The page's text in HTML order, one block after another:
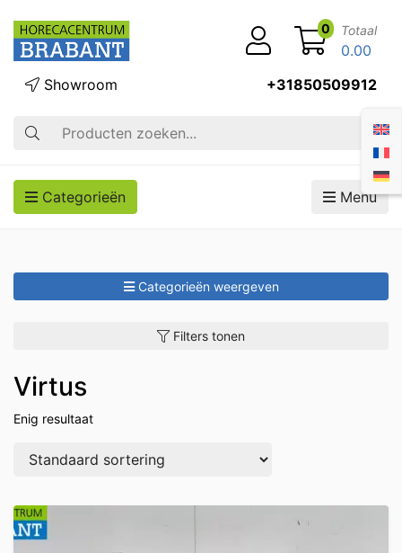
Zoek op
Showroom +31850509912
0 Totaal
0.00
Categorieën Menu
Categorieën weergeven
Filters tonen
Virtus
Enig resultaat